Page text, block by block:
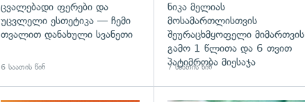
ცვალებადი ფერები და
უცვლელი ესთეტიკა — ჩემი
თვალით დანახული სვანეთი
6 საათის წინ
ნიკა მელიას
მოსამართლისთვის
შეურაცხმყოფელი მიმართვის
გამო 1 წლითა და 6 თვით
პატიმრობა მიესაჯა
7 საათის წინ